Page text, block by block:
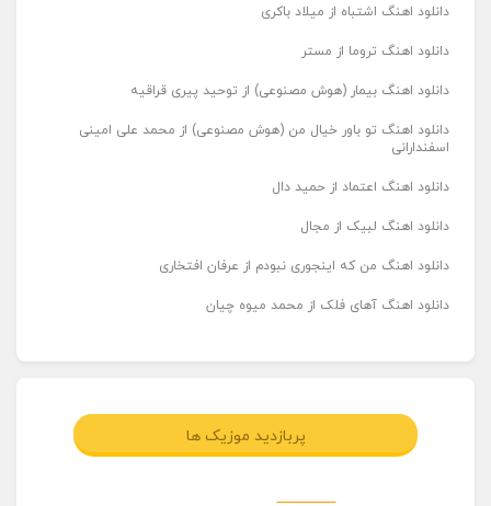
دانلود اهنگ اشتباه از میلاد باکری
دانلود اهنگ تروما از مستر
دانلود اهنگ بیمار (هوش مصنوعی) از توحید پیری قراقیه
دانلود اهنگ تو باور خیال من (هوش مصنوعی) از محمد علی امینی
اسفندارانی
دانلود اهنگ اعتماد از حمید دال
دانلود اهنگ لبیک از مجال
دانلود اهنگ من که اینجوری نبودم از عرفان افتخاری
دانلود اهنگ آهای فلک از محمد میوه چیان
پربازدید موزیک ها